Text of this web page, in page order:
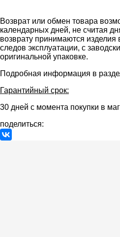
Возврат или обмен товара
календарных дней, не считая
возврату принимаются изделия
следов эксплуатации, с
оригинальной упаковке.
Подробная информация в
Гарантийный срок:
30 дней с момента покупки в
поделиться: